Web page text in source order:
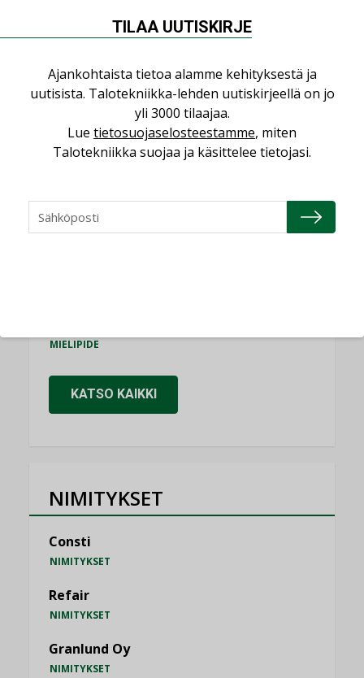
Puheista tekoihin – uusin teknologia
KOLUMNI
Sähköistäminen säästää euroja
KOLUMNI
Yli miljoona kotia on vailla toimivaa
KOLUMNI
Miten varmistetaan EPD-dokumenteista
MIELIPIDE
KATSO KAIKKI
NIMITYKSET
Consti
NIMITYKSET
Refair
NIMITYKSET
Granlund Oy
NIMITYKSET
TILAA UUTISKIRJE
Ajankohtaista tietoa alamme kehityksestä ja
uutisista. Talotekniikka-lehden uutiskirjeellä on jo
yli 3000 tilaajaa.
Lue tietosuojaselosteestamme, miten
Talotekniikka suojaa ja käsittelee tietojasi.